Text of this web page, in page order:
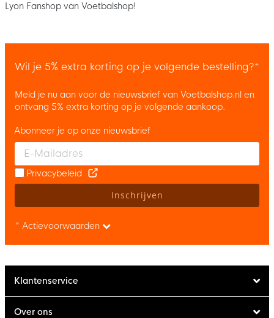
Lyon Fanshop van Voetbalshop!
Wil je 5% extra korting op je volgende bestelling?*
Meld je nu aan voor de nieuwsbrief van Voetbalshop.nl en
ontvang 5% extra korting op je volgende aankoop.
Enter your email and accept the privacy policy to subscribe to
Abonneer je op onze nieuwsbrief
Privacybeleid
Inschrijven
* Actievoorwaarden
Klantenservice
Over ons